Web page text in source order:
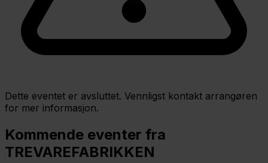
Dette eventet er avsluttet. Vennligst kontakt arrangøren
for mer informasjon.
Kommende eventer fra
TREVAREFABRIKKEN